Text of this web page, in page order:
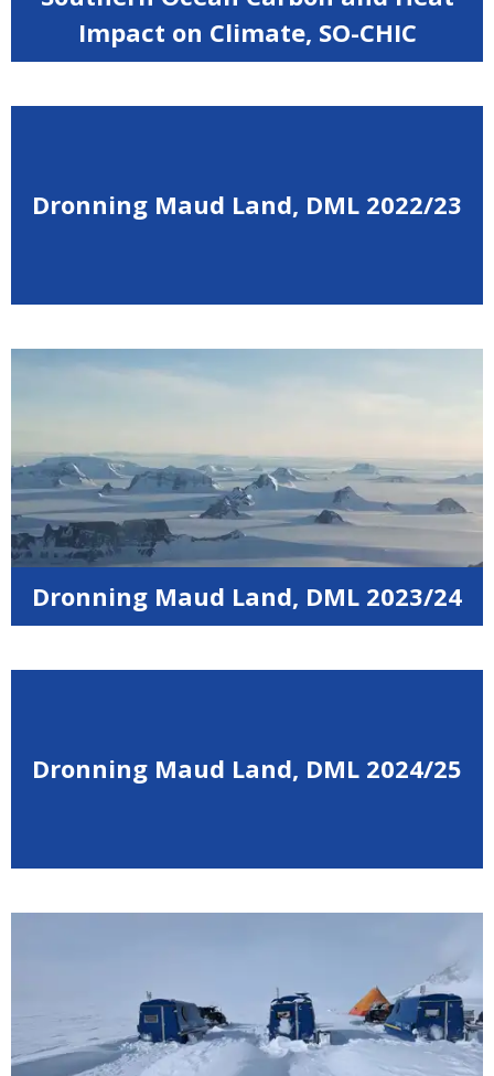
Impact on Climate, SO-CHIC
Dronning Maud Land, DML 2022/23
Dronning Maud Land, DML 2023/24
Dronning Maud Land, DML 2024/25